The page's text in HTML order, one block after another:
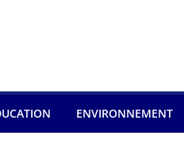
ENVIRONNEMENT